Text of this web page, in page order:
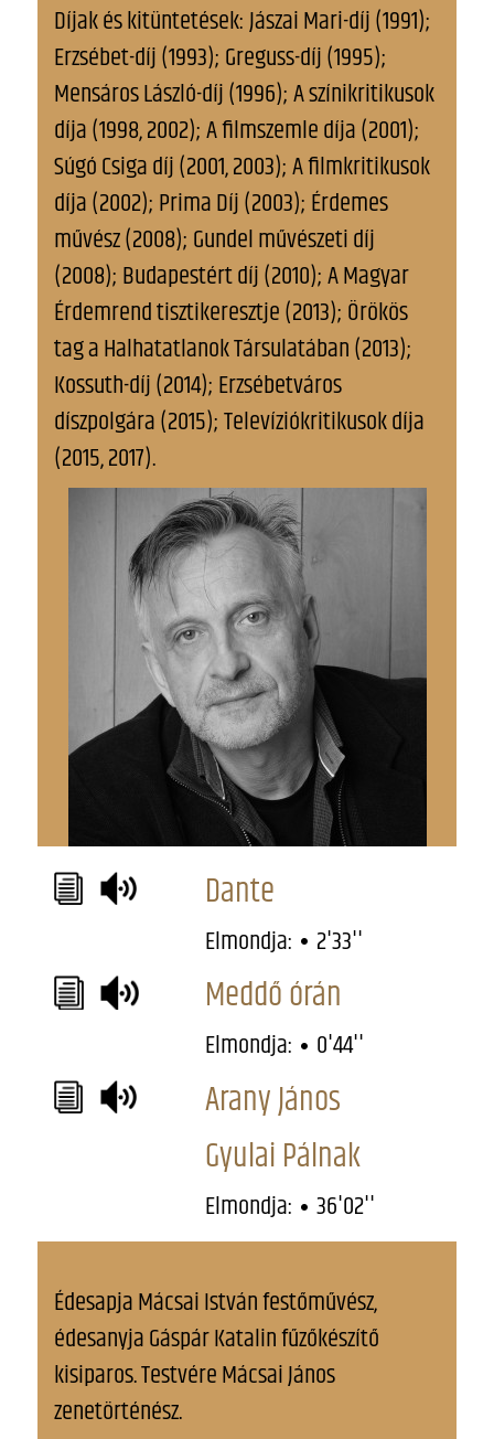
Díjak és kitüntetések: Jászai Mari-díj (1991);
Erzsébet-díj (1993); Greguss-díj (1995);
Mensáros László-díj (1996); A színikritikusok
díja (1998, 2002); A filmszemle díja (2001);
Súgó Csiga díj (2001, 2003); A filmkritikusok
díja (2002); Prima Díj (2003); Érdemes
művész (2008); Gundel művészeti díj
(2008); Budapestért díj (2010); A Magyar
Érdemrend tisztikeresztje (2013); Örökös
tag a Halhatatlanok Társulatában (2013);
Kossuth-díj (2014); Erzsébetváros
díszpolgára (2015); Televíziókritikusok díja
(2015, 2017).
Dante
Elmondja: 2'33''
Meddő órán
Elmondja: 0'44''
Arany János
Gyulai Pálnak
Elmondja: 36'02''
Édesapja Mácsai István festőművész,
édesanyja Gáspár Katalin fűzőkészítő
kisiparos. Testvére Mácsai János
zenetörténész.